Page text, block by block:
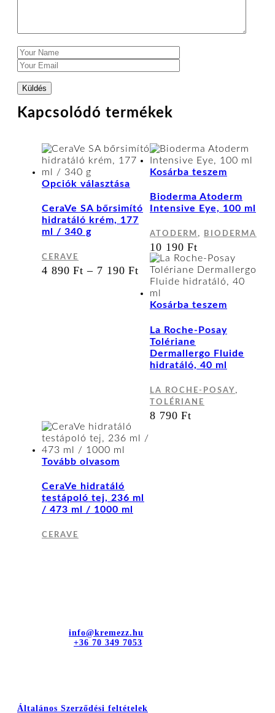
Kapcsolódó termékek
Opciók választása
terméknek
több
variációja
változatok
a
termékoldalon
választhatók
CeraVe SA bőrsimító
hidratáló krém, 177
ml / 340 g
CERAVE
4 890Ft – 7 190Ft ÁRTARTOMÁNY:
890 FT
190 FT
Kosárba teszem
Bioderma Atoderm
Intensive Eye, 100 ml
ATODERM , BIODERMA
10 190Ft
Kosárba teszem
La Roche-Posay
Tolériane
Dermallergo Fluide
hidratáló, 40 ml
LA ROCHE-POSAY ,
TOLÉRIANE
8 790Ft
Tovább olvasom
CeraVe hidratáló
testápoló tej, 236 ml
/ 473 ml / 1000 ml
CERAVE
info@kremezz.hu
+36 70 349 7053
Általános Szerződési feltételek